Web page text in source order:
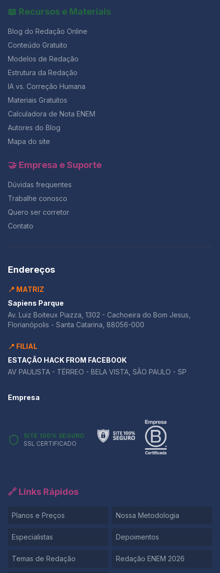
crescimento endometrial. Portanto, com a consequente
pélvica. III. O uso de análogos do GnRH no tratamento
da endometriose induz a uma pseudomenopausa com
submetidas à fertilização in vitro (FIV) têm menores
taxas de gravidez que aquelas que são submetidas à
FIV por obstrução tubária. De acordo com os seus
conhecimento, quais estão corretas? a) Apenas I e III.
b) Apenas II e IV. c) Apenas I, II e III. d) Apenas II, III e IV.
e) I, II, III e IV. Você gostou desse post? Então, continue
mundo da redação e
📖 Recursos e Materiais
Blog do Redação Online
Conteúdo Gratuito
Modelos de Redação
Estrutura da Redação
IA vs. Correção Humana
Materiais Gratuitos
Calculadora de Nota ENEM
Autores do Blog
Mapa do site
🤝 Empresa e Suporte
Dúvidas frequentes
Trabalhe conosco
Quero ser corretor
Contato
Endereços
📍 MATRIZ
Sapiens Parque
Av. Luiz Boiteux Piazza, 1302 - Cachoeira do Bom Jesus,
Florianópolis - Santa Catarina, 88056-000
📍 FILIAL
ESTAÇÃO HACK FROM FACEBOOK
AV PAULISTA - TÉRREO - BELA VISTA, SÃO PAULO - SP
Empresa
SITE 100% SEGURO
SSL CERTIFICADO
🔗 Links Rápidos
Planos e Preços Nossa Metodologia
Especialistas Depoimentos
Temas de Redação Redação ENEM 2026